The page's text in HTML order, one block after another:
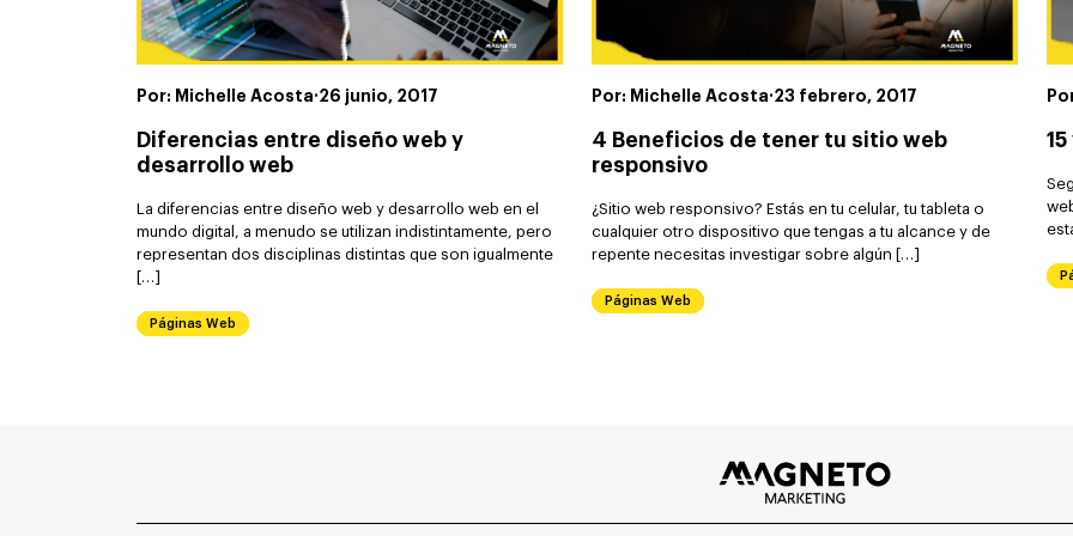
Por: Michelle Acosta·26 junio, 2017
Diferencias entre diseño web y
desarrollo web
La diferencias entre diseño web y desarrollo web en el
mundo digital, a menudo se utilizan indistintamente, pero
representan dos disciplinas distintas que son igualmente
[…]
Páginas Web
Por: Michelle Acosta·23 febrero, 2017
4 Beneficios de tener tu sitio web
responsivo
¿Sitio web responsivo? Estás en tu celular, tu tableta o
cualquier otro dispositivo que tengas a tu alcance y de
repente necesitas investigar sobre algún […]
Páginas Web